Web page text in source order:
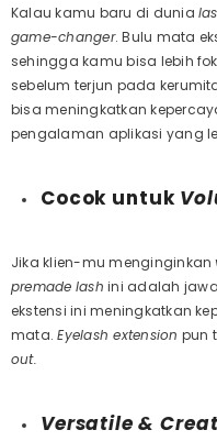
Kalau kamu baru di dunia
game-changer. Bulu mata
sehingga kamu bisa lebih
sebelum terjun pada
bisa meningkatkan
pengalaman aplikasi yang
Cocok untuk
Jika klien-mu menginginkan
premade lash ini adalah
ekstensi ini meningkatkan
mata.Eyelash extension pun
out.
Versatile &